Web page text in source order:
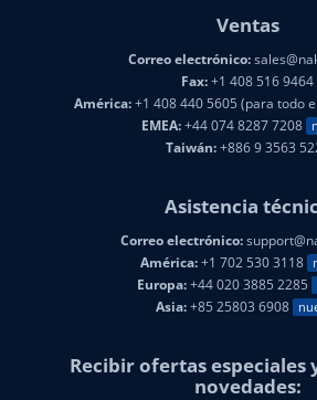
Ventas
Correo electrónico:
Fax:+1 408 516 9464
América:+1 408 440 5605 (para todo
EMEA:+44 074 8287 7208
Taiwán:+886 9 3563
Asistencia
Correo electrónico:
América:+1 702 530 3118
Europa:+44 020 3885 2285
Asia:+85 25803 6908
Recibir ofertas especiales
novedades: